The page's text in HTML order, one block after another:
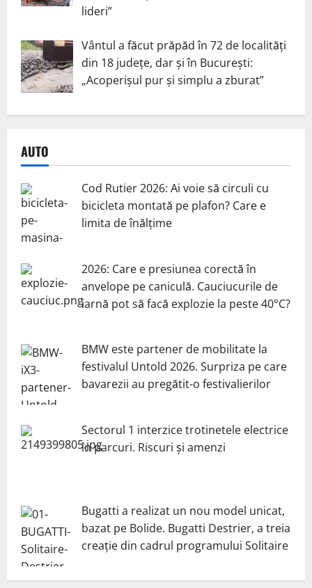
lideri”
Vântul a făcut prăpăd în 72 de localități
din 18 județe, dar și în București:
„Acoperișul pur și simplu a zburat”
AUTO
Cod Rutier 2026: Ai voie să circuli cu
bicicleta montată pe plafon? Care e
limita de înălțime
2026: Care e presiunea corectă în
anvelope pe caniculă. Cauciucurile de
iarnă pot să facă explozie la peste 40°C?
BMW este partener de mobilitate la
festivalul Untold 2026. Surpriza pe care
bavarezii au pregătit-o festivalierilor
Sectorul 1 interzice trotinetele electrice
în parcuri. Riscuri și amenzi
Bugatti a realizat un nou model unicat,
bazat pe Bolide. Bugatti Destrier, a treia
creație din cadrul programului Solitaire